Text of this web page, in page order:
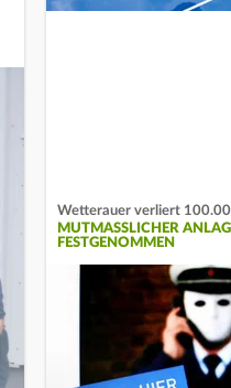
Wetterauer verliert
MUTMASSLICHER
ESTGENOMMEN